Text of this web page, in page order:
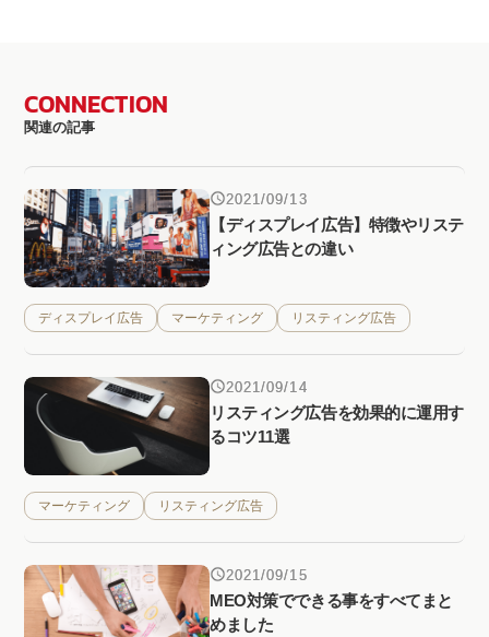
CONNECTION
関連の記事
2021/09/13
【ディスプレイ広告】特徴やリステ
ィング広告との違い
ディスプレイ広告 マーケティング リスティング広告
2021/09/14
リスティング広告を効果的に運用す
るコツ11選
マーケティング リスティング広告
2021/09/15
MEO対策でできる事をすべてまと
めました